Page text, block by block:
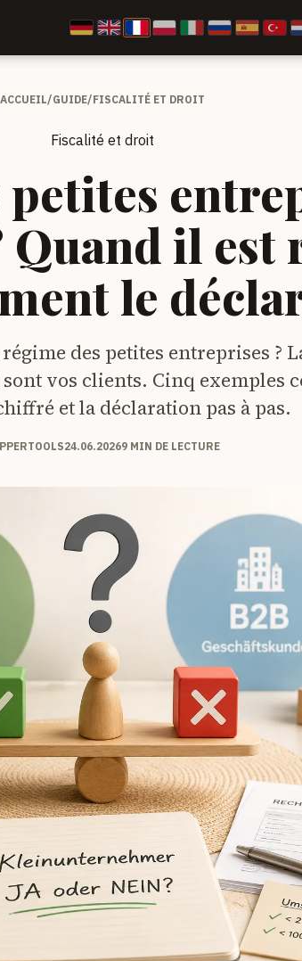
ACCUEIL/GUIDE/FISCALITÉ ET DROIT
Fiscalité et droit
petites
Quand il est
le
des petites entreprises ?
vos clients. Cinq exemples
et la déclaration pas à pas.
24.06.20269 MIN DE LECTURE